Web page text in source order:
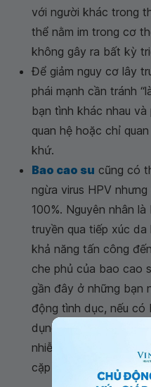
với người khác trong
thể nằm im trong cơ
không gây ra bất kỳ
Để giảm nguy cơ lây
phái mạnh cần tránh
bạn tình khác nhau
quan hệ hoặc chỉ
khứ.
Bao cao su cũng có
ngừa virus HPV
100%. Nguyên nhân
truyền qua tiếp xúc
khả năng tấn công
che phủ của bao cao
gần đây ở những bạn
động tình dục, nếu
dụng bao cao su mỗi
nhiễm virus của họ sẽ
cặp đôi dùng bao cao